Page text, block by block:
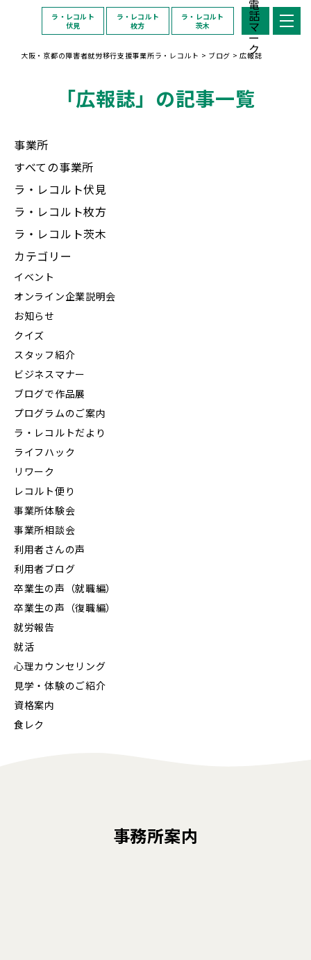
ラ・レコルト
伏見
ラ・レコルト
枚方
ラ・レコルト
茨木
大阪・京都の障害者就労移行支援事業所ラ・レコルト > ブログ >広報誌
「広報誌」の記事一覧
事業所
すべての事業所
ラ・レコルト伏見
ラ・レコルト枚方
ラ・レコルト茨木
カテゴリー
イベント
オンライン企業説明会
お知らせ
クイズ
スタッフ紹介
ビジネスマナー
ブログで作品展
プログラムのご案内
ラ・レコルトだより
ライフハック
リワーク
レコルト便り
事業所体験会
事業所相談会
利用者さんの声
利用者ブログ
卒業生の声（就職編）
卒業生の声（復職編）
就労報告
就活
心理カウンセリング
見学・体験のご紹介
資格案内
食レク
事務所案内